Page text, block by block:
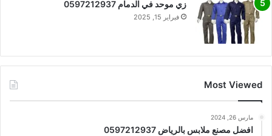
زي موحد في الدمام 0597212937
فبراير 15, 2025
Most Viewed
مارس 26, 2024
افضل مصنع ملابس بالرياض 0597212937